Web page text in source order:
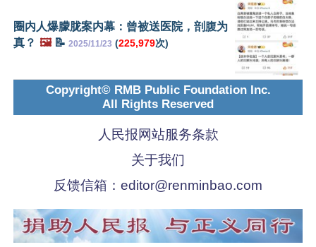
圈内人爆朦胧案内幕：曾被送医院，剖腹为
真？ 🖼️📝 2025/11/23 (225,979次)
Copyright© RMB Public Foundation Inc.
All Rights Reserved
人民报网站服务条款
关于我们
反馈信箱： editor@renminbao.com